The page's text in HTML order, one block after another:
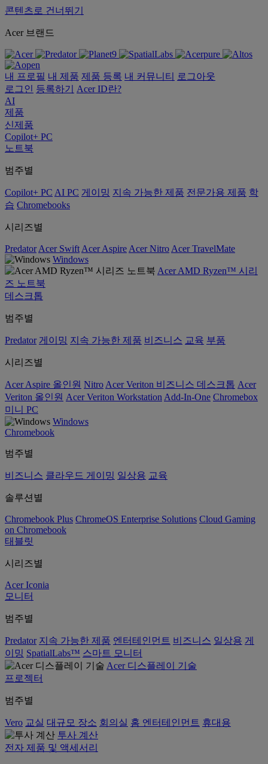
콘텐츠로 건너뛰기
Acer 브랜드
내 프로필 내 제품 제품 등록 내 커뮤니티
로그아웃
로그인
등록하기
Acer ID란?
AI
제품
신제품
Copilot+ PC
노트북
범주별
Copilot+ PC AI PC 게이밍 지속 가능한 제품 전문가용 제품 학
습 Chromebooks
시리즈별
Predator Acer Swift Acer Aspire Acer Nitro Acer TravelMate
Windows
Acer AMD Ryzen™ 시리
즈 노트북
데스크톱
범주별
Predator 게이밍 지속 가능한 제품 비즈니스 교육 부품
시리즈별
Acer Aspire 올인원 Nitro Acer Veriton 비즈니스 데스크톱 Acer
Veriton 올인원 Acer Veriton Workstation Add-In-One Chromebox
미니 PC
Windows
Chromebook
범주별
비즈니스 클라우드 게이밍 일상용 교육
솔루션별
Chromebook Plus ChromeOS Enterprise Solutions Cloud Gaming
on Chromebook
태블릿
시리즈별
Acer Iconia
모니터
범주별
Predator 지속 가능한 제품 엔터테인먼트 비즈니스 일상용 게
이밍 SpatialLabs™ 스마트 모니터
Acer 디스플레이 기술
프로젝터
범주별
Vero 교실 대규모 장소 회의실 홈 엔터테인먼트 휴대용
투사 계산
전자 제품 및 액세서리